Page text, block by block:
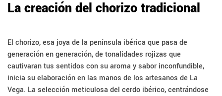
La creación del chorizo tradicional
El chorizo, esa joya de la península ibérica que pasa de
generación en generación, de tonalidades rojizas que
cautivaran tus sentidos con su aroma y sabor inconfundible,
inicia su elaboración en las manos de los artesanos de La
Vega. La selección meticulosa del cerdo ibérico, centrándose